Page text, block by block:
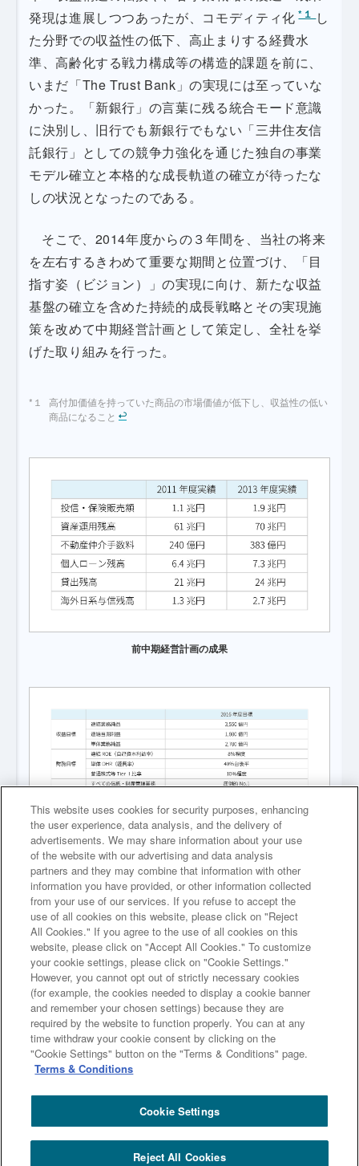
発現は進展しつつあったが、コモディティ化 *１ し
た分野での収益性の低下、高止まりする経費水
準、高齢化する戦力構成等の構造的課題を前に、
いまだ「The Trust Bank」の実現には至っていな
かった。「新銀行」の言葉に残る統合モード意識
に決別し、旧行でも新銀行でもない「三井住友信
託銀行」としての競争力強化を通じた独自の事業
モデル確立と本格的な成長軌道の確立が待ったな
しの状況となったのである。
そこで、2014年度からの３年間を、当社の将来
を左右するきわめて重要な期間と位置づけ、「目
指す姿（ビジョン）」の実現に向け、新たな収益
基盤の確立を含めた持続的成長戦略とその実現施
策を改めて中期経営計画として策定し、全社を挙
げた取り組みを行った。
高付加価値を持っていた商品の市場価値が低下し、収益性の低い
商品になること
前中期経営計画の成果
中期経営計画（2014～2016年度）のグループ定量目標
前のページへ
次のページへ
三井住友トラストグループ100年史 ホーム 100年史
第２編 - 第１章 - 第３節 ２ 中期経営計画「挑戦と創造」（2014～2016年
This website uses cookies for security purposes, enhancing
the user experience, data analysis, and the delivery of
advertisements. We may share information about your use
of the website with our advertising and data analysis
partners and they may combine that information with other
information you have provided, or other information collected
from your use of our services. If you refuse to accept the
use of all cookies on this website, please click on "Reject
All Cookies." If you agree to the use of all cookies on this
website, please click on "Accept All Cookies." To customize
your cookie settings, please click on "Cookie Settings."
However, you cannot opt out of strictly necessary cookies
(for example, the cookies needed to display a cookie banner
and remember your chosen settings) because they are
required by the website to function properly. You can at any
time withdraw your cookie consent by clicking on the
"Cookie Settings" button on the "Terms & Conditions" page.
Terms & Conditions
Cookie Settings
Reject All Cookies